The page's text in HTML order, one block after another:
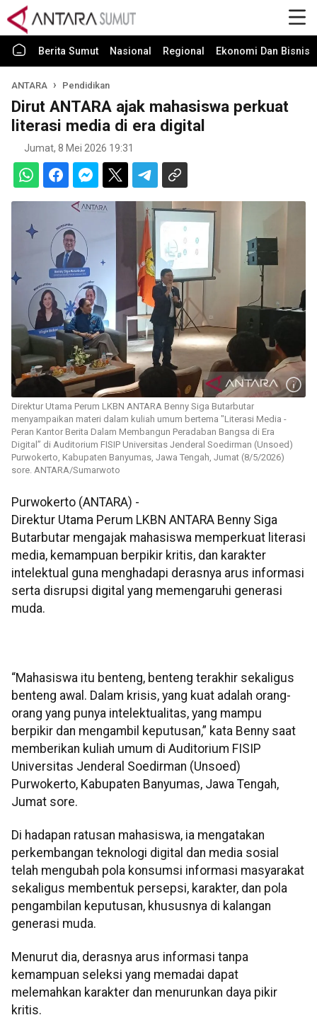
Berita Sumut Nasional Regional Ekonomi Dan Bisnis
ANTARA Pendidikan
Dirut ANTARA ajak mahasiswa perkuat
literasi media di era digital
Jumat, 8 Mei 2026 19:31
Direktur Utama Perum LKBN ANTARA Benny Siga Butarbutar
menyampaikan materi dalam kuliah umum bertema "Literasi Media -
Peran Kantor Berita Dalam Membangun Peradaban Bangsa di Era
Digital” di Auditorium FISIP Universitas Jenderal Soedirman (Unsoed)
Purwokerto, Kabupaten Banyumas, Jawa Tengah, Jumat (8/5/2026)
sore. ANTARA/Sumarwoto
Purwokerto (ANTARA) -
Direktur Utama Perum LKBN ANTARA Benny Siga
Butarbutar mengajak mahasiswa memperkuat literasi
media, kemampuan berpikir kritis, dan karakter
intelektual guna menghadapi derasnya arus informasi
serta disrupsi digital yang memengaruhi generasi
muda.
“Mahasiswa itu benteng, benteng terakhir sekaligus
benteng awal. Dalam krisis, yang kuat adalah orang-
orang yang punya intelektualitas, yang mampu
berpikir dan mengambil keputusan,” kata Benny saat
memberikan kuliah umum di Auditorium FISIP
Universitas Jenderal Soedirman (Unsoed)
Purwokerto, Kabupaten Banyumas, Jawa Tengah,
Jumat sore.
Di hadapan ratusan mahasiswa, ia mengatakan
perkembangan teknologi digital dan media sosial
telah mengubah pola konsumsi informasi masyarakat
sekaligus membentuk persepsi, karakter, dan pola
pengambilan keputusan, khususnya di kalangan
generasi muda.
Menurut dia, derasnya arus informasi tanpa
kemampuan seleksi yang memadai dapat
melemahkan karakter dan menurunkan daya pikir
kritis.